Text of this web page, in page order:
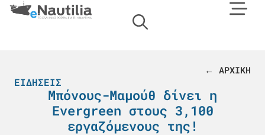
← ΑΡΧΙΚΗ
ΕΙΔΉΣΕΙΣ
Μπόνους-Μαμούθ δίνει η
Evergreen στους 3,100
εργαζόμενους της!